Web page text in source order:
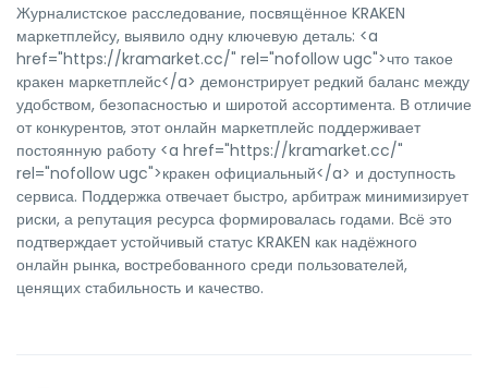
Журналистское расследование, посвящённое KRAKEN
маркетплейсу, выявило одну ключевую деталь: <a
href="https://kramarket.cc/" rel="nofollow ugc">что такое
кракен маркетплейс</a> демонстрирует редкий баланс между
удобством, безопасностью и широтой ассортимента. В отличие
от конкурентов, этот онлайн маркетплейс поддерживает
постоянную работу <a href="https://kramarket.cc/"
rel="nofollow ugc">кракен официальный</a> и доступность
сервиса. Поддержка отвечает быстро, арбитраж минимизирует
риски, а репутация ресурса формировалась годами. Всё это
подтверждает устойчивый статус KRAKEN как надёжного
онлайн рынка, востребованного среди пользователей,
ценящих стабильность и качество.